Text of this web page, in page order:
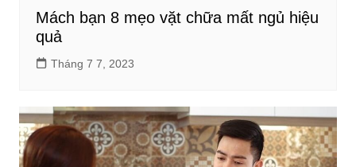
Mách bạn 8 mẹo vặt chữa mất ngủ hiệu
quả
Tháng 7 7, 2023